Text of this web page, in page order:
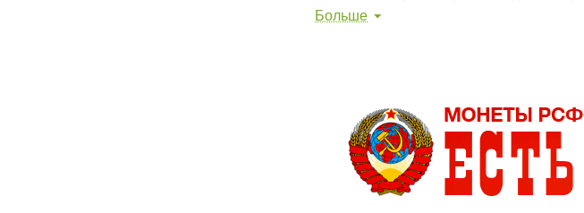
Астане и другим городам России и СНГ.
Больше